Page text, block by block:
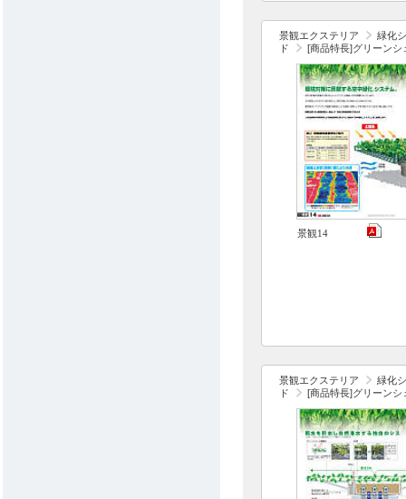
景観エクステリア
緑化
ド
[商品特長]グリーンシ
景観14
景観エクステリア
緑化
ド
[商品特長]グリーンシ